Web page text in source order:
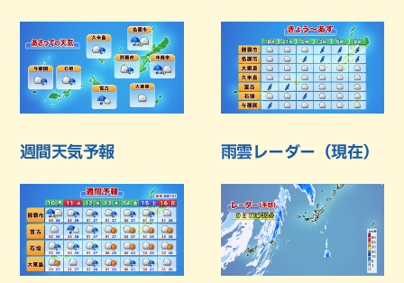
週間天気予報 雨雲レーダー（現在）